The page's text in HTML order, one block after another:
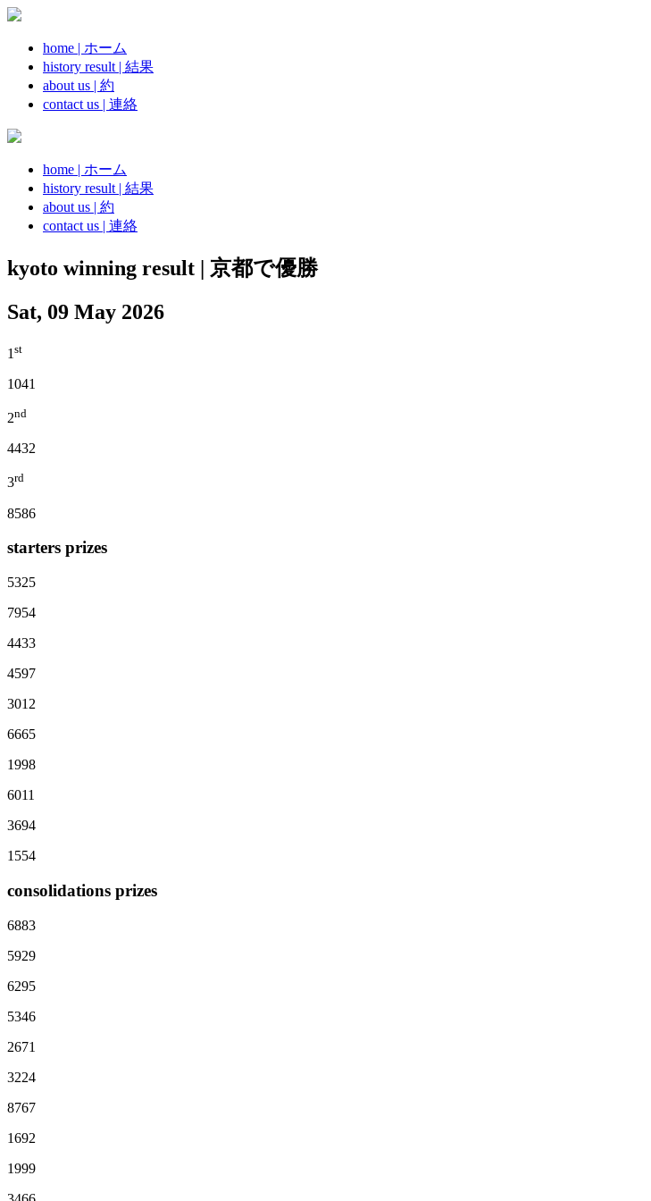
home | ホーム
history result | 結果
about us | 約
contact us | 連絡
home | ホーム
history result | 結果
about us | 約
contact us | 連絡
kyoto winning result | 京都で優勝
Sat, 09 May 2026
1 st
1041
2nd
4432
3rd
8586
starters prizes
5325
7954
4433
4597
3012
6665
1998
6011
3694
1554
consolidations prizes
6883
5929
6295
5346
2671
3224
8767
1692
1999